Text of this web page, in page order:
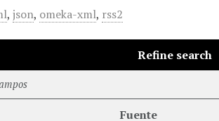
,json, omeka-xml, rss2
Refine search
Fuente